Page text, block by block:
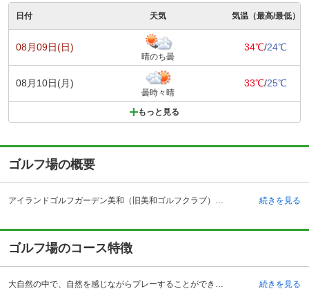
日付 天気 気温（最高/最低）
08月09日(日)
晴のち曇
34℃/24℃
08月10日(月)
曇時々晴
33℃/25℃
もっと見る
ゴルフ場の概要
アイランドゴルフガーデン美和（旧美和ゴルフクラブ）の予約ならじゃらんゴルフ。カートの有無や利用税、キャンセル料、ナイター設備、駐車場などのコース情報はもちろん、口コミ、フォトギャラリーなどコースの難易度や攻略に役立つ情報充実、予約する度にポイントが貯まるのでお得にゴルフをお楽しみ頂けます。 山口県岩国市の美和ゴルフクラブは、大竹インターチェンジから車で約37分、大竹駅からタクシーで約35分のところにあるゴルフ場です。自然の景観や地形をうまく取り入れ、それによる変化に富んだコースが楽しめます。初心者から上級者まで楽しめるコースとなっています。開場は昭和48年であり、佐藤健氏によるコース設計は長年多くのプレーヤーに親しまれています。グラブハウス内のレストランはメニューが豊富で、定食メニューも数多く取り揃えられ、サイドメニューも充実しています。朝9時30分までならモーニングセットも提供されるなど、サービスが充実しています。コーヒーコーナーもあり、落ち着いた環境でリラックスでき、プレーに臨むことができます。 続きを見る
ゴルフ場のコース特徴
大自然の中で、自然を感じながらプレーすることができる18ホールの丘陵コース。フラットなコースで初心者にも優しい作りとなっていますが距離が長くなっています。OUTコースは随所に池が設置されていて、特に4番ホールのセカンド地点の左池に注意が必要です。INコースはOUTコースより長く、15番ホールはショートですが、グリーン手前のバンカーや池などで、ショートにならないような距離感の調整が最重要となっています。16番ホールはグリーン左手前からフェアウェイまで池が設置されており、右サイドから攻めたいところ。OUTコースは特に大小10個の池をどう処理するかがスコアメイクのポイントとなっています。グリーンはすべてサンドベント仕上げで、雨の日でも良好な状態を保ちます。 続きを見る